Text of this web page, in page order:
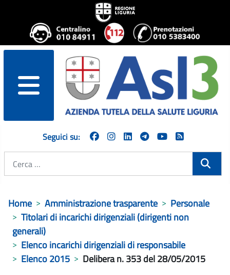
menu
Seguici su:
Home Amministrazione trasparente
Personale
Titolari di incarichi dirigenziali (dirigenti non
generali)
Elenco incarichi dirigenziali di responsabile
Elenco 2015
Delibera n. 353 del 28/05/2015